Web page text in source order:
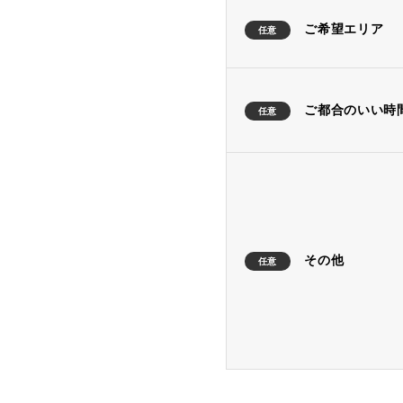
任意 ご希望エリア
任意 ご都合のいい時
任意 その他